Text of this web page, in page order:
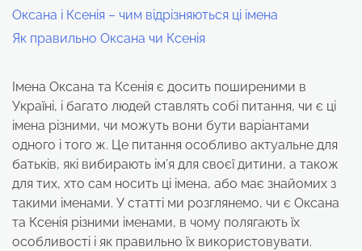
Оксана і Ксенія – чим відрізняються ці імена
Як правильно Оксана чи Ксенія
Імена Оксана та Ксенія є досить поширеними в
Україні, і багато людей ставлять собі питання, чи є ці
імена різними, чи можуть вони бути варіантами
одного і того ж. Це питання особливо актуальне для
батьків, які вибирають ім’я для своєї дитини, а також
для тих, хто сам носить ці імена, або має знайомих з
такими іменами. У статті ми розглянемо, чи є Оксана
та Ксенія різними іменами, в чому полягають їх
особливості і як правильно їх використовувати.